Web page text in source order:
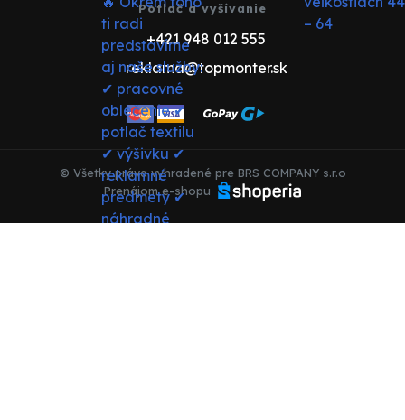
Potlač a vyšívanie
+421 948 012 555
reklama@topmonter.sk
© Všetky práva vyhradené pre BRS COMPANY s.r.o
Prenájom e-shopu